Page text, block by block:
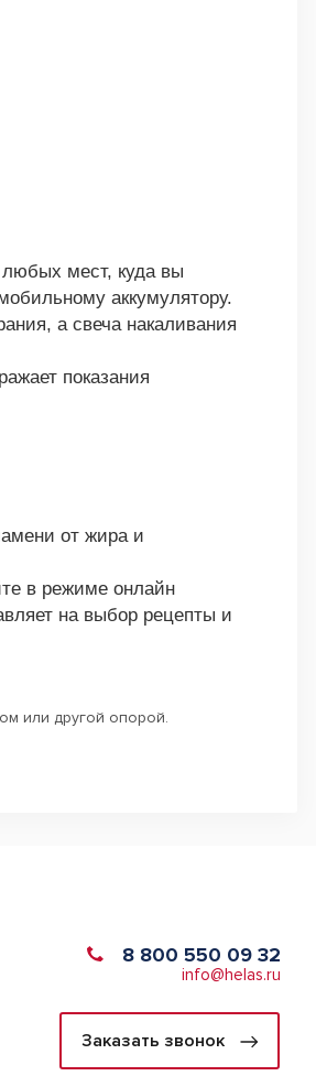
мест, куда вы
аккумулятору.
а свеча накаливания
показания
от жира и
в режиме онлайн
на выбор рецепты и
или другой опорой.
8 800 550 09 32
info@helas.ru
Заказать звонок